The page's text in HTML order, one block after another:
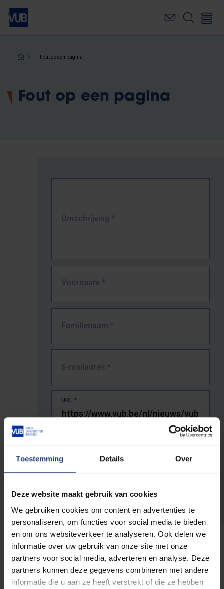
Toestemming Details Over
Deze website maakt gebruik van cookies
We gebruiken cookies om content en advertenties te
personaliseren, om functies voor social media te bieden
en om ons websiteverkeer te analyseren. Ook delen we
informatie over uw gebruik van onze site met onze
partners voor social media, adverteren en analyse. Deze
partners kunnen deze gegevens combineren met andere
informatie die u aan ze heeft verstrekt of die ze hebben
Overslaan
naar
inhoudKruimelpad
Fout op een pagina
Fout op een pagina
Omschrijving *
Voornaam *
Familienaam *
E-mailadres *
URL *
De volledige URL van de pagina waar je de fout zag.